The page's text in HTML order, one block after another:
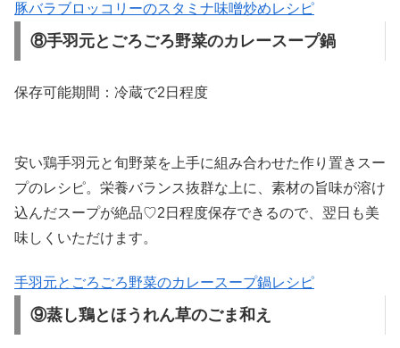
豚バラブロッコリーのスタミナ味噌炒めレシピ
⑧手羽元とごろごろ野菜のカレースープ鍋
保存可能期間：冷蔵で2日程度
安い鶏手羽元と旬野菜を上手に組み合わせた作り置きスー
プのレシピ。栄養バランス抜群な上に、素材の旨味が溶け
込んだスープが絶品♡2日程度保存できるので、翌日も美
味しくいただけます。
手羽元とごろごろ野菜のカレースープ鍋レシピ
⑨蒸し鶏とほうれん草のごま和え